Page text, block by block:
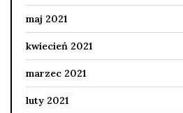
maj 2021
kwiecień 2021
marzec 2021
luty 2021